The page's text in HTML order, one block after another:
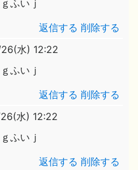
ふいｊ
返信する 削除する
水) 12:22
ふいｊ
返信する 削除する
水) 12:22
ふいｊ
返信する 削除する